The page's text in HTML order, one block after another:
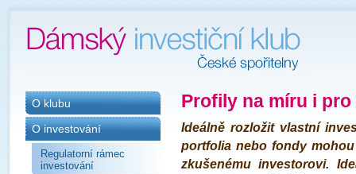
Profily na míru i pro
Ideálně rozložit vlastní
portfolia nebo fondy
zkušenému investorovi.
O klubu
O investování
Regulatorní rámec
investování